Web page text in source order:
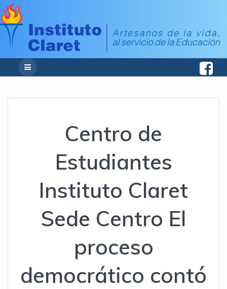
Centro de
Estudiantes
Instituto Claret
Sede Centro El
proceso
democrático contó